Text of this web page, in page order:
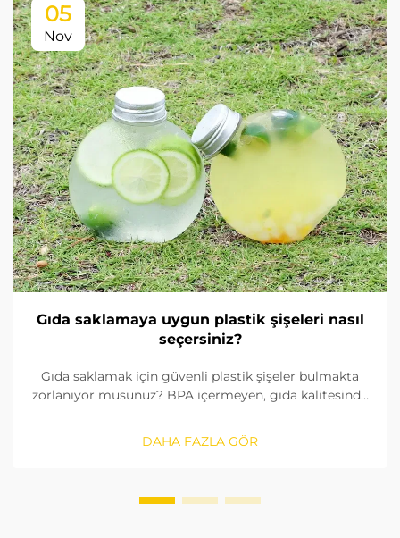
05
Nov
Gıda saklamaya uygun plastik şişeleri nasıl
seçersiniz?
Gıda saklamak için güvenli plastik şişeler bulmakta
zorlanıyor musunuz? BPA içermeyen, gıda kalitesinde
kontrol edeceğinizi ve doğru boyutu nasıl
seçeceğinizi öğrenin. FDA ve AB standartlarına
DAHA FAZLA GÖR